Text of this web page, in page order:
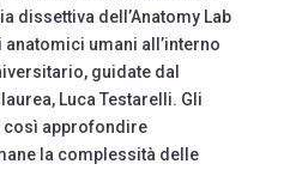
dissettiva dell’Anatomy Lab
umani all’interno
guidate dal
Luca Testarelli. Gli
così approfondire
la complessità delle